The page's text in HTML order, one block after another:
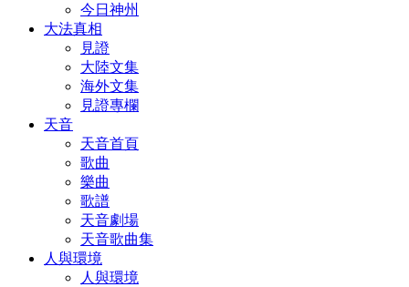
今日神州
大法真相
見證
大陸文集
海外文集
見證專欄
天音
天音首頁
歌曲
樂曲
歌譜
天音劇場
天音歌曲集
人與環境
人與環境